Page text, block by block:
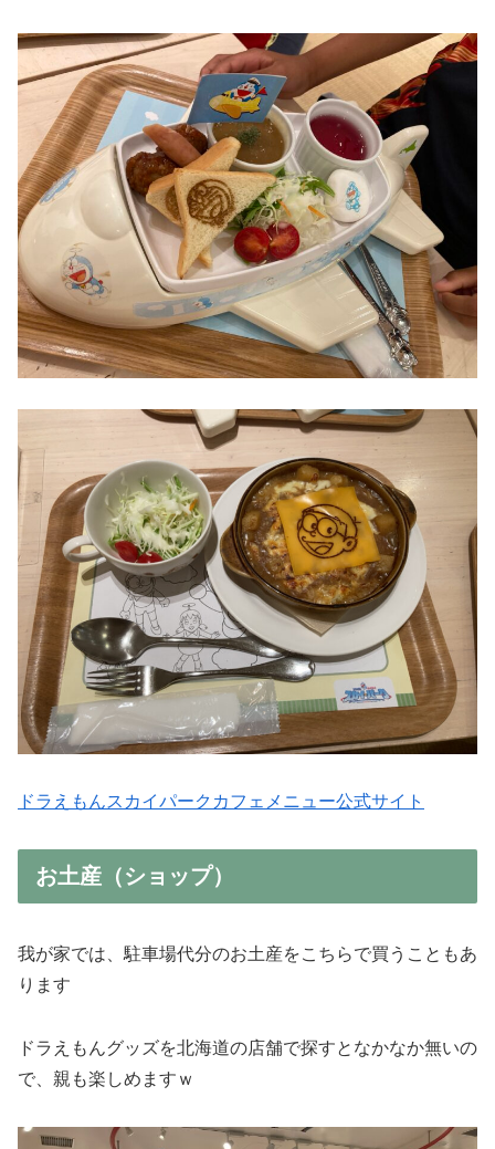
ドラえもんスカイパークカフェメニュー公式サイト
お土産（ショップ）
我が家では、駐車場代分のお土産をこちらで買うこともあ
ります
ドラえもんグッズを北海道の店舗で探すとなかなか無いの
で、親も楽しめますｗ